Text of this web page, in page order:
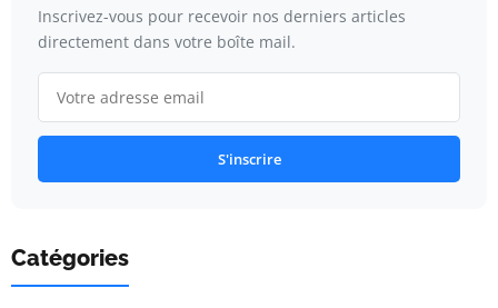
Inscrivez-vous pour recevoir nos derniers articles
directement dans votre boîte mail.
S'inscrire
Catégories